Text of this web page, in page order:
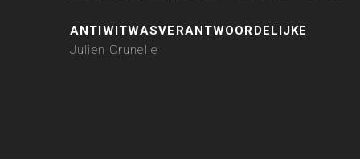
ANTIWITWASVERANTWOORDELIJKE
Julien Crunelle